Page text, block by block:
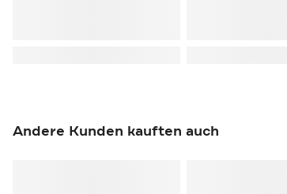
Andere Kunden kauften auch